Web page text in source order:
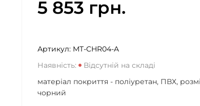
5 853 грн.
Артикул: MT-CHR04-A
Наявність:
Відсутній на складі
матеріал покриття - поліуретан, ПВХ,
чорний